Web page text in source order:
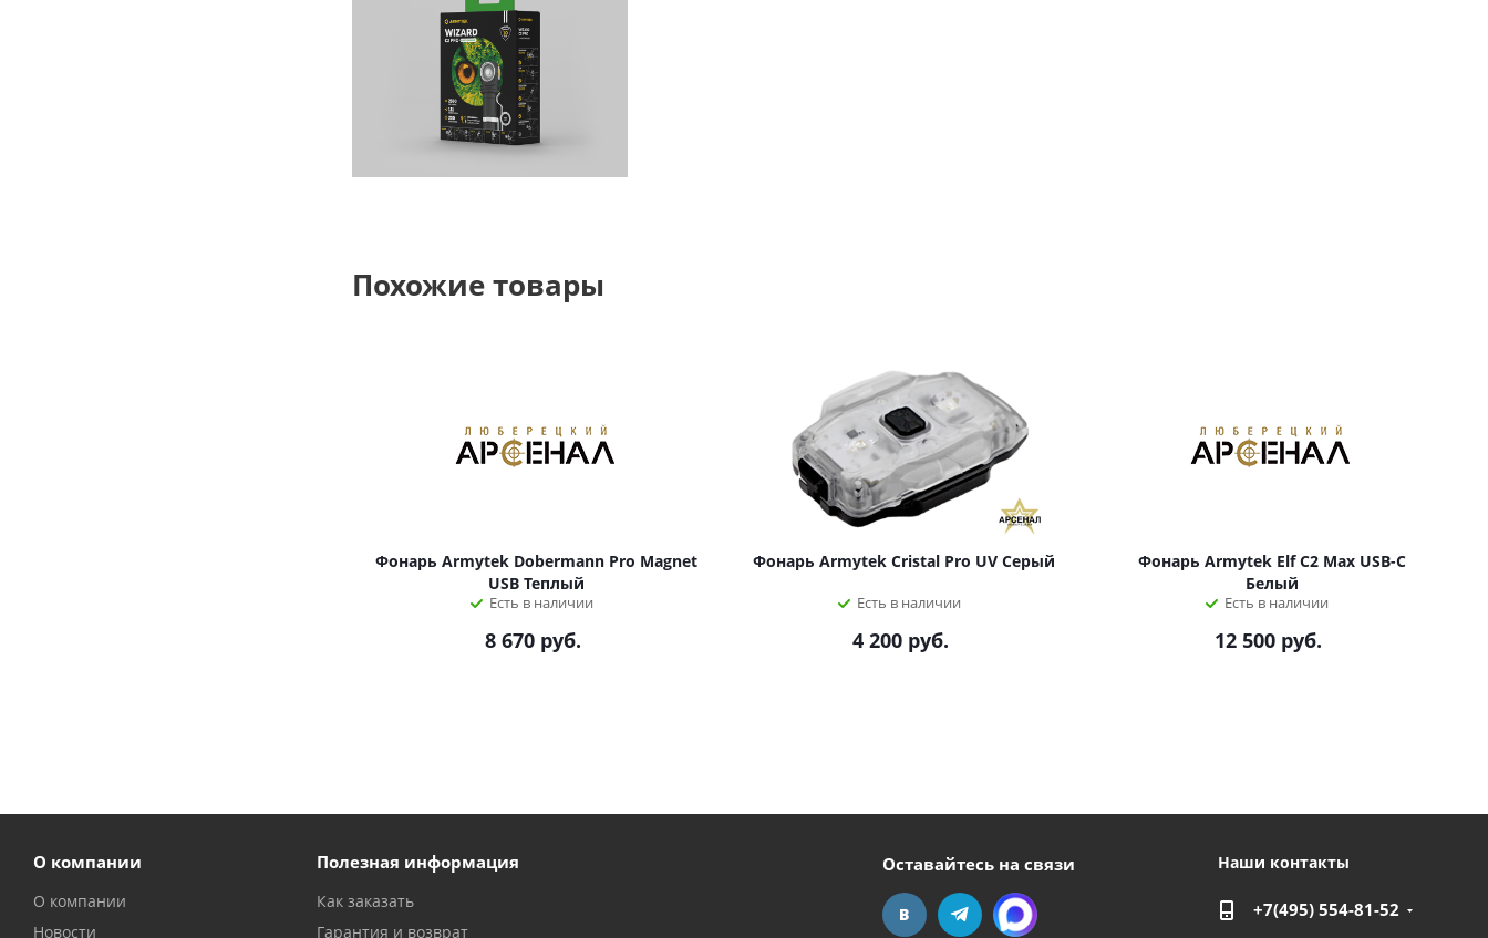
Похожие товары
Фонарь Armytek Dobermann Pro Magnet
USB Теплый
Есть в наличии
8 670руб.
Фонарь Armytek Cristal Pro UV Серый
Есть в наличии
4 200руб.
Фонарь Armytek Elf C2 Max USB-C
Белый
Есть в наличии
12 500руб.
О компании
О компании
Новости
Полезная информация
Как заказать
Гарантия и возврат
Оставайтесь на связи Наши контакты
+7(495) 554-81-52